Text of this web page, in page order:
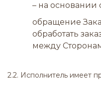
– на основании
обращение
обработать
между
2.2. Исполнитель имеет